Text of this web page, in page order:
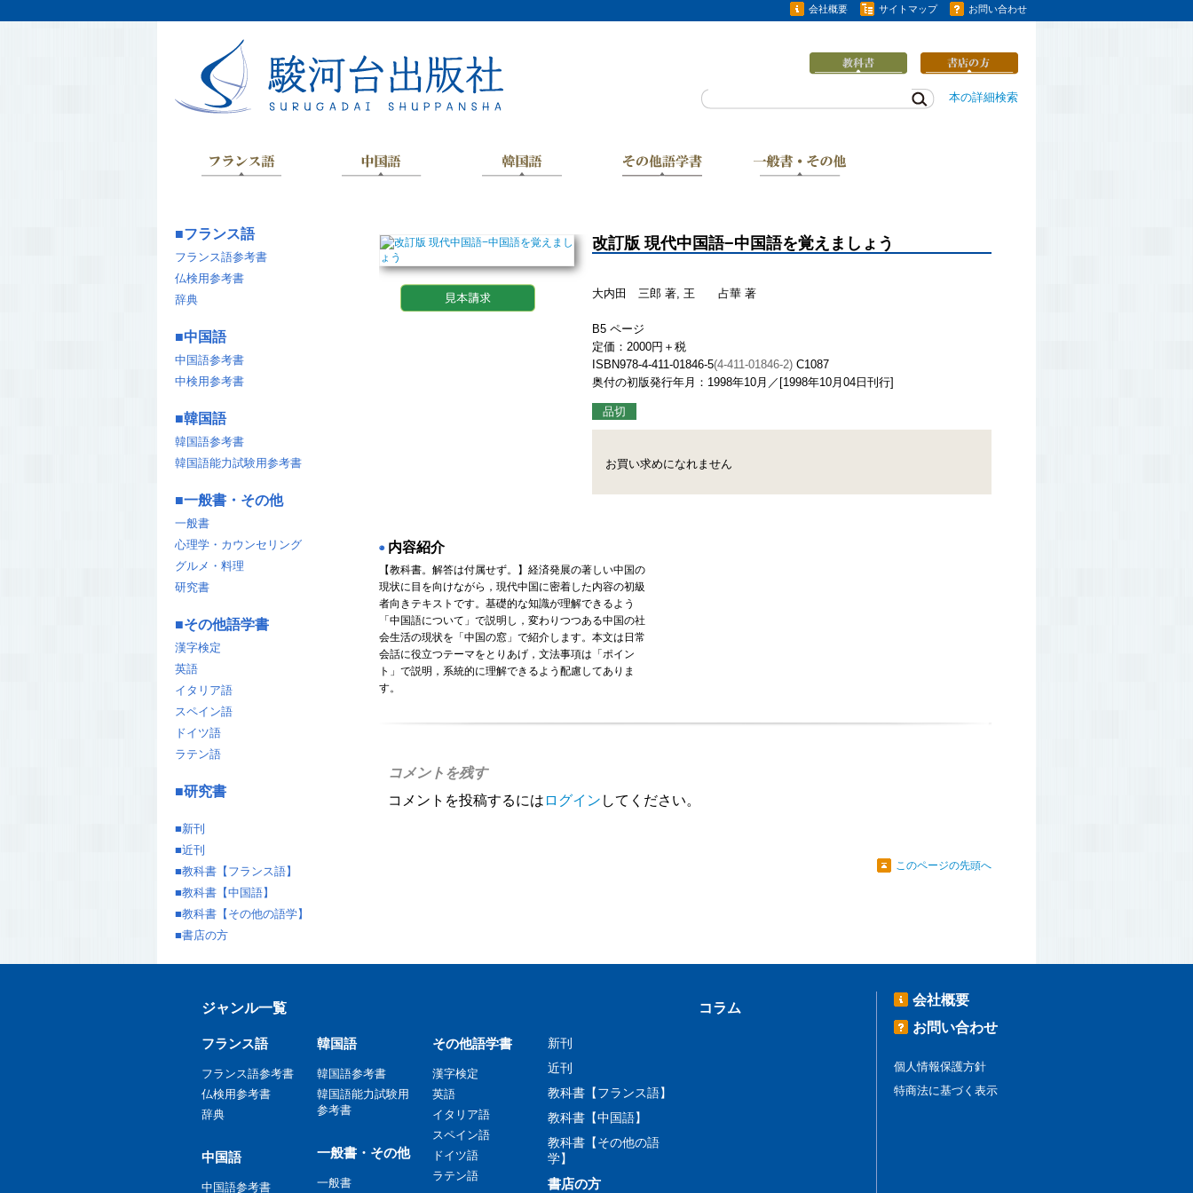
会社概要 サイトマップ お問い合わせ
本の詳細検索
改訂版 現代中国語−中国語を覚えましょう
大内田 三郎 著, 王 占華 著
B5 ページ
定価：2000円＋税
ISBN978-4-411-01846-5(4-411-01846-2) C1087
奥付の初版発行年月：1998年10月／[1998年10月04日刊行]
品切
お買い求めになれません
◉ 内容紹介
【教科書。解答は付属せず。】経済発展の著しい中国の
現状に目を向けながら，現代中国に密着した内容の初級
者向きテキストです。基礎的な知識が理解できるよう
「中国語について」で説明し，変わりつつある中国の社
会生活の現状を「中国の窓」で紹介します。本文は日常
会話に役立つテーマをとりあげ，文法事項は「ポイン
ト」で説明，系統的に理解できるよう配慮してありま
す。
コメントを残す
コメントを投稿するには ログイン してください。
このページの先頭へ
■フランス語
フランス語参考書
仏検用参考書
辞典
■中国語
中国語参考書
中検用参考書
■韓国語
韓国語参考書
韓国語能力試験用参考書
■一般書・その他
一般書
心理学・カウンセリング
グルメ・料理
研究書
■その他語学書
漢字検定
英語
イタリア語
スペイン語
ドイツ語
ラテン語
■研究書
■新刊
■近刊
■教科書【フランス語】
■教科書【中国語】
■教科書【その他の語学】
■書店の方
ジャンル一覧 コラム
フランス語
フランス語参考書
仏検用参考書
辞典
中国語
中国語参考書
韓国語
韓国語参考書
韓国語能力試験用
参考書
一般書・その他
一般書
その他語学書
漢字検定
英語
イタリア語
スペイン語
ドイツ語
ラテン語
新刊
近刊
教科書【フランス語】
教科書【中国語】
教科書【その他の語
学】
書店の方
会社概要
お問い合わせ
個人情報保護方針
特商法に基づく表示